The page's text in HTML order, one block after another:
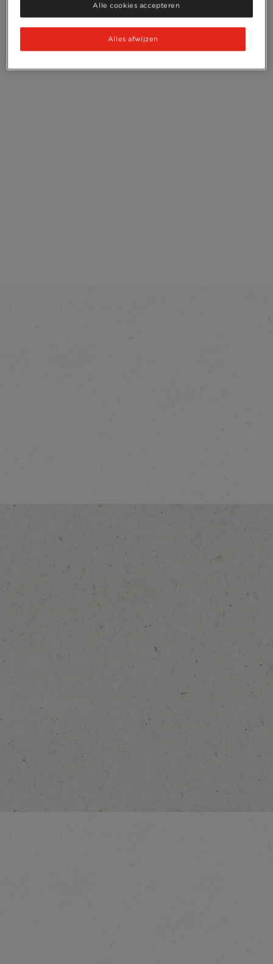
Alles afwijzen
Alle cookies accepteren